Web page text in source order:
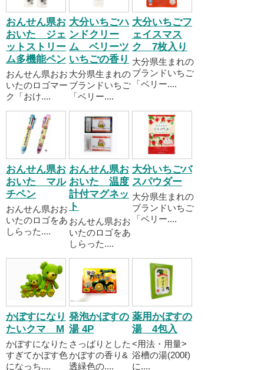
おんせん県お
おいた ジェ
ットストリー
ム多機能ペン
おんせん県おお
いたのロゴマー
ク「おけ....
大分いちごハ
ンドクリー
ム ベリーツ
いちごの香り
大分県生まれの
ブランドいちご
「ベリー....
大分いちごフ
ェイスマス
ク 7枚入り
大分県生まれの
ブランドいちご
「ベリー....
おんせん県お
おいた マル
チペン
おんせん県おお
いたのロゴをあ
しらった....
おんせん県お
おいた 温度
計付マグネッ
ト
おんせん県おお
いたのロゴをあ
しらった....
大分いちごバ
スパウダー
大分県生まれの
ブランドいちご
「ベリー....
かぼすになり
たいクマ M
かぼすになりた
すぎてかぼす色
になっち....
発泡かぼすの
湯 4P
さっぱりとした
かぼすの香り&
透緑色の....
薬用かぼすの
湯 4包入
<用法・用量>
浴槽の湯(200ℓ)
に....